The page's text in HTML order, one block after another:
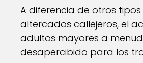
A diferencia de otros
altercados callejeros, el
adultos mayores a
desapercibido para los